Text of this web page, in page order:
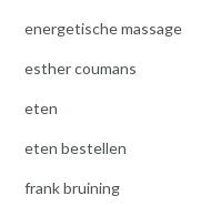
energetische massage
esther coumans
eten
eten bestellen
frank bruining